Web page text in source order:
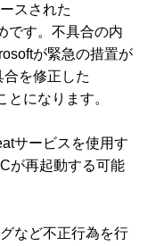
スされた
です。不具合の内
が緊急の措置が
を修正した
になります。
サービスを使用す
が再起動する可能
など不正行為を行